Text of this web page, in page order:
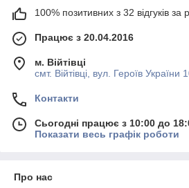
100% позитивних з 32 відгуків за
Працює з 20.04.2016
м. Війтівці
смт. Війтівці, вул. Героїв України
Контакти
Сьогодні працює з 10:00 до
Показати весь графік роботи
Про нас